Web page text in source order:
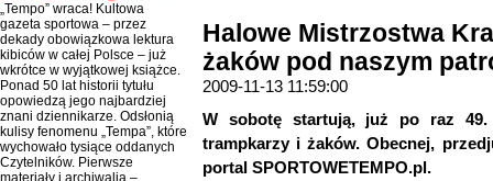
„Tempo” wraca! Kultowa
gazeta sportowa – przez
dekady obowiązkowa lektura
kibiców w całej Polsce – już
wkrótce w wyjątkowej książce.
Ponad 50 lat historii tytułu
opowiedzą jego najbardziej
znani dziennikarze. Odsłonią
kulisy fenomenu „Tempa”, które
wychowało tysiące oddanych
Czytelników. Pierwsze
Halowe Mistrzostwa
żaków pod naszym
2009-11-13 11:59:00
W sobotę startują, już po raz 49.
trampkarzy i żaków. Obecnej,
portal SPORTOWETEMPO.pl.